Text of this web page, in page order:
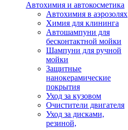
Автохимия и автокосметика
Автохимия в аэрозолях
Химия для клининга
Автошампуни для
бесконтактной мойки
Шампуни для ручной
мойки
Защитные
нанокерамические
покрытия
Уход за кузовом
Очистители двигателя
Уход за дисками,
резиной,